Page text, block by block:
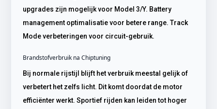
upgrades zijn mogelijk voor Model 3/Y. Battery
management optimalisatie voor betere range. Track
Mode verbeteringen voor circuit-gebruik.
Brandstofverbruik na Chiptuning
Bij normale rijstijl blijft het verbruik meestal gelijk of
verbetert het zelfs licht. Dit komt doordat de motor
efficiënter werkt. Sportief rijden kan leiden tot hoger